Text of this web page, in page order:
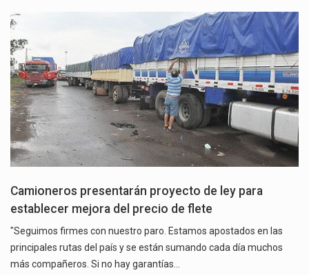
Camioneros presentarán proyecto de ley para
establecer mejora del precio de flete
"Seguimos firmes con nuestro paro. Estamos apostados en las
principales rutas del país y se están sumando cada día muchos
más compañeros. Si no hay garantías…